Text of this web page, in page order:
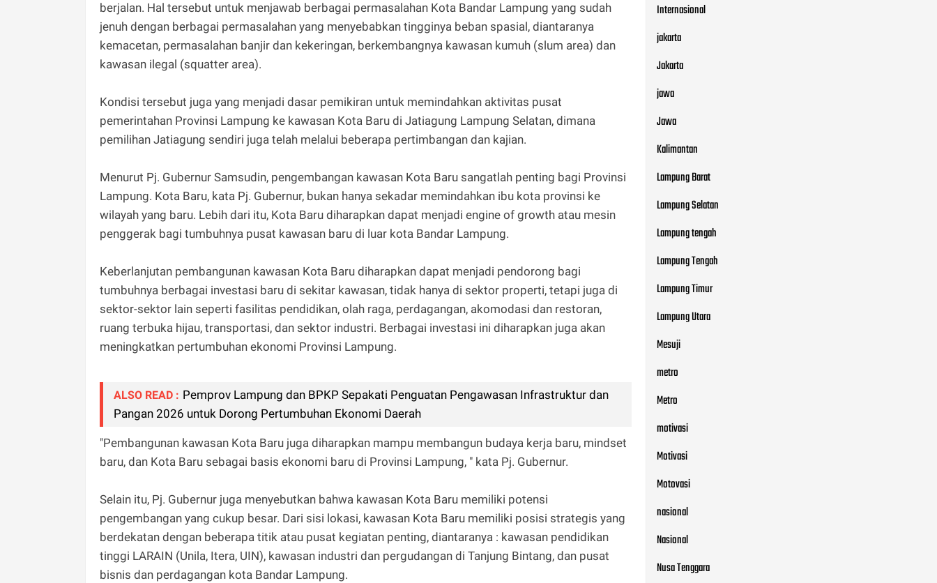
berjalan. Hal tersebut untuk menjawab berbagai permasalahan Kota Bandar Lampung yang sudah
jenuh dengan berbagai permasalahan yang menyebabkan tingginya beban spasial, diantaranya
kemacetan, permasalahan banjir dan kekeringan, berkembangnya kawasan kumuh (slum area) dan
kawasan ilegal (squatter area).
Kondisi tersebut juga yang menjadi dasar pemikiran untuk memindahkan aktivitas pusat
pemerintahan Provinsi Lampung ke kawasan Kota Baru di Jatiagung Lampung Selatan, dimana
pemilihan Jatiagung sendiri juga telah melalui beberapa pertimbangan dan kajian.
Menurut Pj. Gubernur Samsudin, pengembangan kawasan Kota Baru sangatlah penting bagi Provinsi
Lampung. Kota Baru, kata Pj. Gubernur, bukan hanya sekadar memindahkan ibu kota provinsi ke
wilayah yang baru. Lebih dari itu, Kota Baru diharapkan dapat menjadi engine of growth atau mesin
penggerak bagi tumbuhnya pusat kawasan baru di luar kota Bandar Lampung.
Keberlanjutan pembangunan kawasan Kota Baru diharapkan dapat menjadi pendorong bagi
tumbuhnya berbagai investasi baru di sekitar kawasan, tidak hanya di sektor properti, tetapi juga di
sektor-sektor lain seperti fasilitas pendidikan, olah raga, perdagangan, akomodasi dan restoran,
ruang terbuka hijau, transportasi, dan sektor industri. Berbagai investasi ini diharapkan juga akan
meningkatkan pertumbuhan ekonomi Provinsi Lampung.
ALSO READ : Pemprov Lampung dan BPKP Sepakati Penguatan Pengawasan Infrastruktur dan
Pangan 2026 untuk Dorong Pertumbuhan Ekonomi Daerah
"Pembangunan kawasan Kota Baru juga diharapkan mampu membangun budaya kerja baru, mindset
baru, dan Kota Baru sebagai basis ekonomi baru di Provinsi Lampung, " kata Pj. Gubernur.
Selain itu, Pj. Gubernur juga menyebutkan bahwa kawasan Kota Baru memiliki potensi
pengembangan yang cukup besar. Dari sisi lokasi, kawasan Kota Baru memiliki posisi strategis yang
berdekatan dengan beberapa titik atau pusat kegiatan penting, diantaranya : kawasan pendidikan
tinggi LARAIN (Unila, Itera, UIN), kawasan industri dan pergudangan di Tanjung Bintang, dan pusat
bisnis dan perdagangan kota Bandar Lampung.
Internasional
jakarta
Jakarta
jawa
Jawa
Kalimantan
Lampung Barat
Lampung Selatan
Lampung tengah
Lampung Tengah
Lampung Timur
Lampung Utara
Mesuji
metro
Metro
motivasi
Motivasi
Motovasi
nasional
Nasional
Nusa Tenggara